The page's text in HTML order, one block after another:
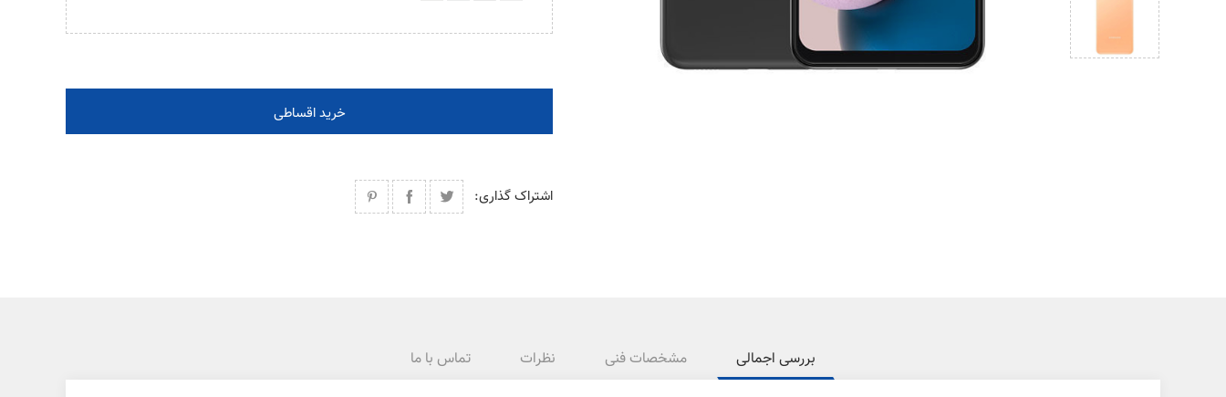
خرید اقساطی
اشتراک گذاری:
بررسی اجمالی مشخصات فنی نظرات تماس با ما